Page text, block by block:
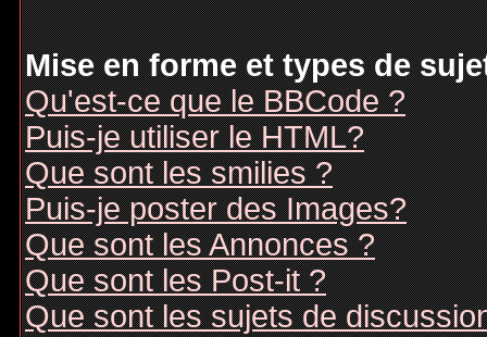
Mise en forme et types de
Qu'est-ce que le BBCode ?
Puis-je utiliser le HTML?
Que sont les smilies ?
Puis-je poster des Images?
Que sont les Annonces ?
Que sont les Post-it ?
Que sont les sujets de